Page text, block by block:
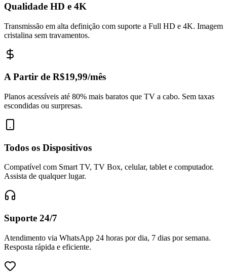
Qualidade HD e 4K
Transmissão em alta definição com suporte a Full HD e 4K. Imagem
cristalina sem travamentos.
A Partir de R$19,99/mês
Planos acessíveis até 80% mais baratos que TV a cabo. Sem taxas
escondidas ou surpresas.
Todos os Dispositivos
Compatível com Smart TV, TV Box, celular, tablet e computador.
Assista de qualquer lugar.
Suporte 24/7
Atendimento via WhatsApp 24 horas por dia, 7 dias por semana.
Resposta rápida e eficiente.